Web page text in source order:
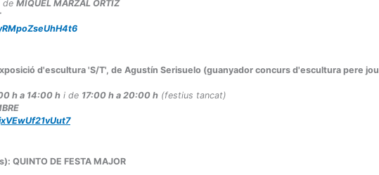
de MIQUEL MARZAL ORTIZ
d'escultura 'S/T', de Agustín Serisuelo (guanyador concurs d'escultura pere jou
h a 14:00 h i de 17:00 h a 20:00 h (festius tancat)
QUINTO DE FESTA MAJOR